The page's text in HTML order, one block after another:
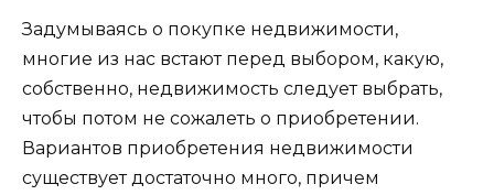
Задумываясь о покупке недвижимости,
многие из нас встают перед выбором, какую,
собственно, недвижимость следует выбрать,
чтобы потом не сожалеть о приобретении.
Вариантов приобретения недвижимости
существует достаточно много, причем